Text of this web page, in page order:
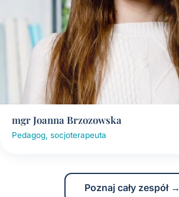
mgr Joanna Brzozowska
Pedagog, socjoterapeuta
Poznaj cały zespół →